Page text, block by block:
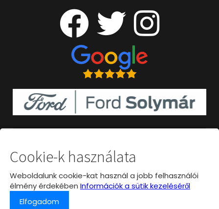
Cookie-k használata
Weboldalunk cookie-kat használ a jobb felhasználói
élmény érdekében Információk a sütik kezeléséről
Elfogadom